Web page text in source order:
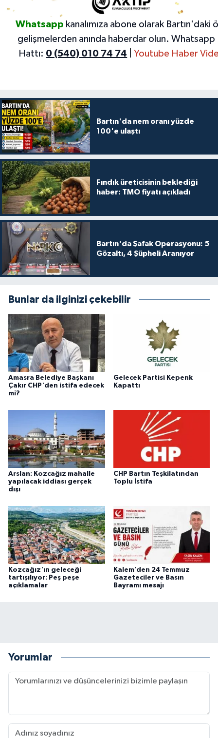
Whatsapp kanalımıza abone olarak Bartın'daki
gelişmelerden anında haberdar olun. Whatsapp
Hattı: 0 (540) 010 74 74 Youtube Haber
Bartın'da nem oranı yüzde
100'e ulaştı
Fındık üreticisinin beklediği
haber: TMO fiyatı açıkladı
Bartın'da Şafak Operasyonu: 5
Gözaltı, 4 Şüpheli Aranıyor
Bunlar da ilginizi çekebilir
Amasra Belediye Başkanı
Çakır CHP'den istifa edecek
mi?
Gelecek Partisi Kepenk
Kapattı
Arslan: Kozcağız mahalle
yapılacak iddiası gerçek
dışı
CHP Bartın Teşkilatından
Toplu İstifa
Kozcağız'ın geleceği
tartışılıyor: Peş peşe
açıklamalar
Kalem’den 24 Temmuz
Gazeteciler ve Basın
Bayramı mesajı
Yorumlar